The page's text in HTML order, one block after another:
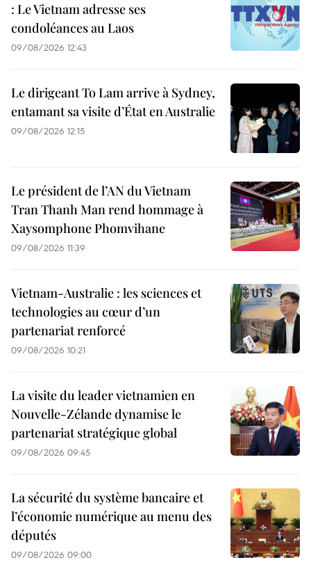
: Le Vietnam adresse ses
condoléances au Laos
09/08/2026 12:43
Le dirigeant To Lam arrive à Sydney,
entamant sa visite d’État en Australie
09/08/2026 12:15
Le président de l’AN du Vietnam
Tran Thanh Man rend hommage à
Xaysomphone Phomvihane
09/08/2026 11:39
Vietnam-Australie : les sciences et
technologies au cœur d’un
partenariat renforcé
09/08/2026 10:21
La visite du leader vietnamien en
Nouvelle-Zélande dynamise le
partenariat stratégique global
09/08/2026 09:45
La sécurité du système bancaire et
l’économie numérique au menu des
députés
09/08/2026 09:00